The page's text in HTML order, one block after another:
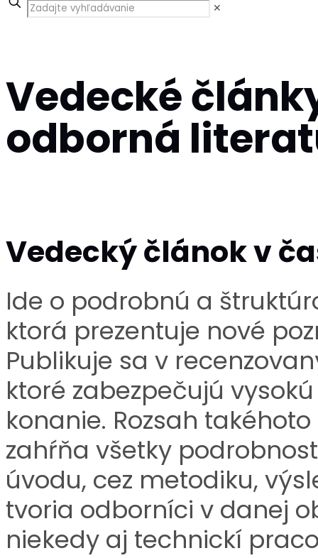
✕
Vedecké
odborná
Vedecký článok v
Ide o podrobnú a
ktorá prezentuje nové
Publikuje sa v
ktoré zabezpečujú
konanie. Rozsah
zahŕňa všetky
úvodu, cez metodiku,
tvoria odborníci v danej
niekedy aj technickí